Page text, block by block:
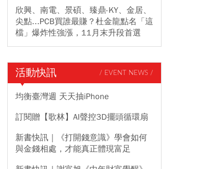
欣興、南電、景碩、臻鼎-KY、金居、
尖點...PCB買誰最賺？杜金龍點名「這
檔」爆炸性強漲，11月末升段首選
活動快訊 / EVENT NEWS /
均衡臺灣週 天天抽iPhone
訂閱贈【歌林】AI聲控3D擺頭循環扇
新書快訊｜《打開錢意識》學會如何
與金錢相處，才能真正體現富足